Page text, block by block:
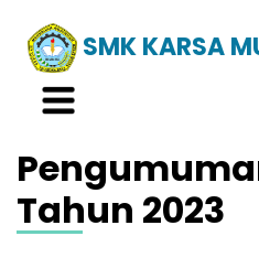
SMK KARSA
Tahun 2023